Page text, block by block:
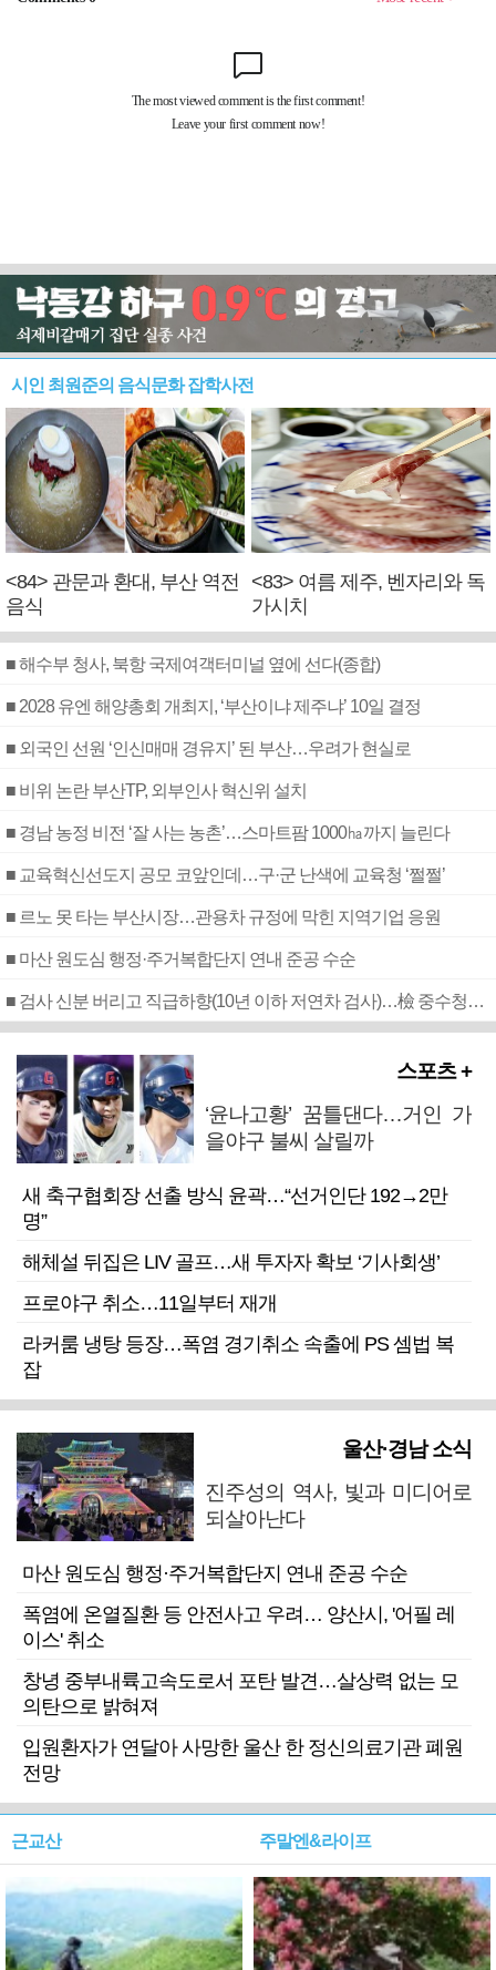
시인 최원준의 음식문화 잡학사전
<84> 관문과 환대, 부산 역전
음식
<83> 여름 제주, 벤자리와 독
가시치
■ 해수부 청사, 북항 국제여객터미널 옆에 선다(종합)
■ 2028 유엔 해양총회 개최지, ‘부산이냐 제주냐’ 10일 결정
■ 외국인 선원 ‘인신매매 경유지’ 된 부산…우려가 현실로
■ 비위 논란 부산TP, 외부인사 혁신위 설치
■ 경남 농정 비전 ‘잘 사는 농촌’…스마트팜 1000㏊까지 늘린다
■ 교육혁신선도지 공모 코앞인데…구·군 난색에 교육청 ‘쩔쩔’
■ 르노 못 타는 부산시장…관용차 규정에 막힌 지역기업 응원
■ 마산 원도심 행정·주거복합단지 연내 준공 수순
■ 검사 신분 버리고 직급하향(10년 이하 저연차 검사)…檢 중수청행 기피
스포츠 +
‘윤나고황’ 꿈틀댄다…거인 가
을야구 불씨 살릴까
새 축구협회장 선출 방식 윤곽…“선거인단 192→2만
명”
해체설 뒤집은 LIV 골프…새 투자자 확보 ‘기사회생’
프로야구 취소…11일부터 재개
라커룸 냉탕 등장…폭염 경기취소 속출에 PS 셈법 복
잡
울산·경남 소식
진주성의 역사, 빛과 미디어로
되살아난다
마산 원도심 행정·주거복합단지 연내 준공 수순
폭염에 온열질환 등 안전사고 우려… 양산시, '어필 레
이스' 취소
창녕 중부내륙고속도로서 포탄 발견…살상력 없는 모
의탄으로 밝혀져
입원환자가 연달아 사망한 울산 한 정신의료기관 폐원
전망
근교산 주말엔&라이프